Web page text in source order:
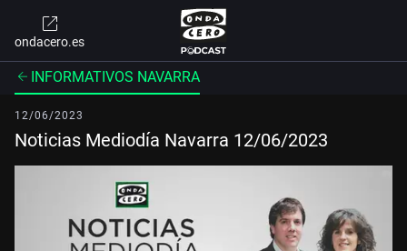
ondacero.es
INFORMATIVOS NAVARRA
12/06/2023
Noticias Mediodía Navarra 12/06/2023